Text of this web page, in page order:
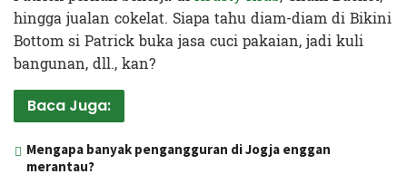
hingga jualan cokelat. Siapa tahu diam-diam di Bikini
Bottom si Patrick buka jasa cuci pakaian, jadi kuli
bangunan, dll., kan?
Baca Juga:
Mengapa banyak pengangguran di Jogja enggan
merantau?